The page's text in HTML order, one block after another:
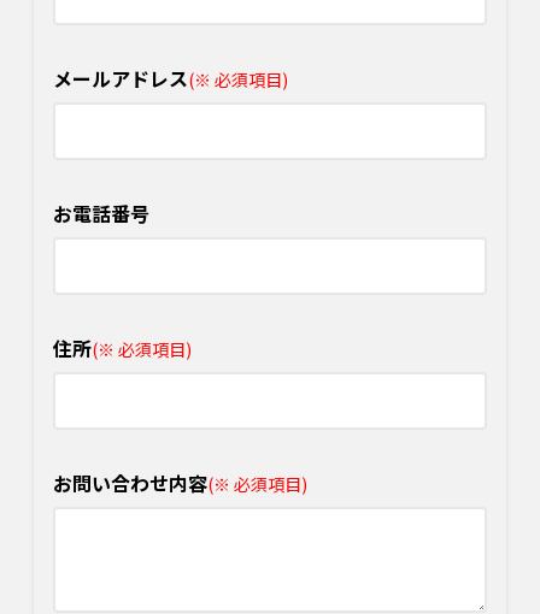
メールアドレス(※ 必須項目)
お電話番号
住所(※ 必須項目)
お問い合わせ内容(※ 必須項目)